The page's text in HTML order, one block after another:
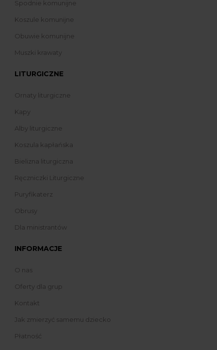
Spodnie komunijne
Koszule komunijne
Obuwie komunijne
Muszki krawaty
LITURGICZNE
Ornaty liturgiczne
Kapy
Alby liturgiczne
Koszula kapłańska
Bielizna liturgiczna
Ręczniczki Liturgiczne
Puryfikaterz
Obrusy
Dla ministrantów
INFORMACJE
O nas
Oferty dla grup
Kontakt
Jak zmierzyć samemu dziecko
Płatność